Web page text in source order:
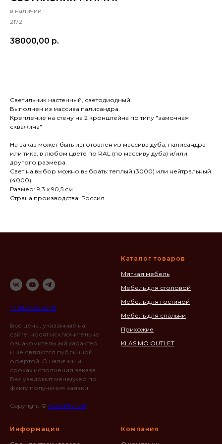
в наличии
2172
38000,00 р.
Светильник настенный, светодиодный.
Выполнен из массива палисандра.
Крепление на стену на 2 кронштейна по типу "замочная
скважина"
На заказ может быть изготовлен из массива дуба, палисандра
или тика, в любом цвете по RAL (по массиву дуба) и/или
другого размера.
Свет на выбор можно выбрать: теплый (3000) или нейтральный
(4000).
Размер: 9,3 х 90,5 см.
Страна производства: Россия
+7 812 926 4278
Все цены, указанные на
сайте, носят исключительно
ознакомительный характер
и не являются публичной
офертой. О наличии и
сроках исполнения заказа
Вас уведомит менеджер по
факту получения заявки.
Copyright © KLASIMO.RU
Каталог товаров
Мягкая мебель
Мебель для столовой
Мебель для гостиной
Мебель для спальни
Прихожие
KLASIMO OUTLET
Информация Компания